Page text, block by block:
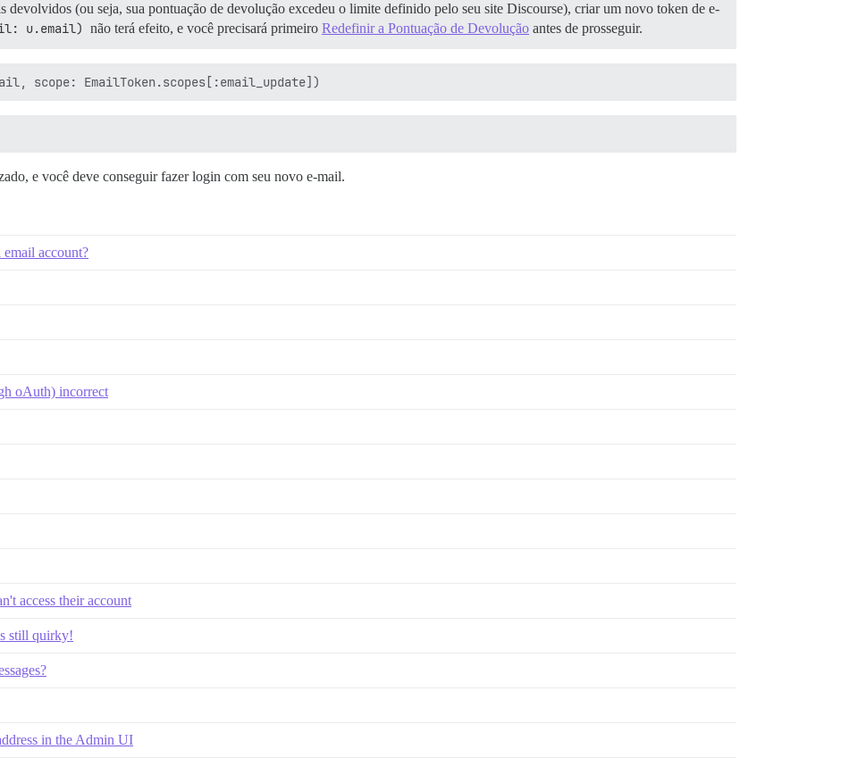
devolvidos (ou seja, sua pontuação de devolução excedeu o limite definido pelo seu site Discourse), criar um novo token de e-
u.email) não terá efeito, e você precisará primeiro Redefinir a Pontuação de Devolução antes de prosseguir.
e você deve conseguir fazer login com seu novo e-mail.
account?
oAuth) incorrect
access their account
still quirky!
in the Admin UI